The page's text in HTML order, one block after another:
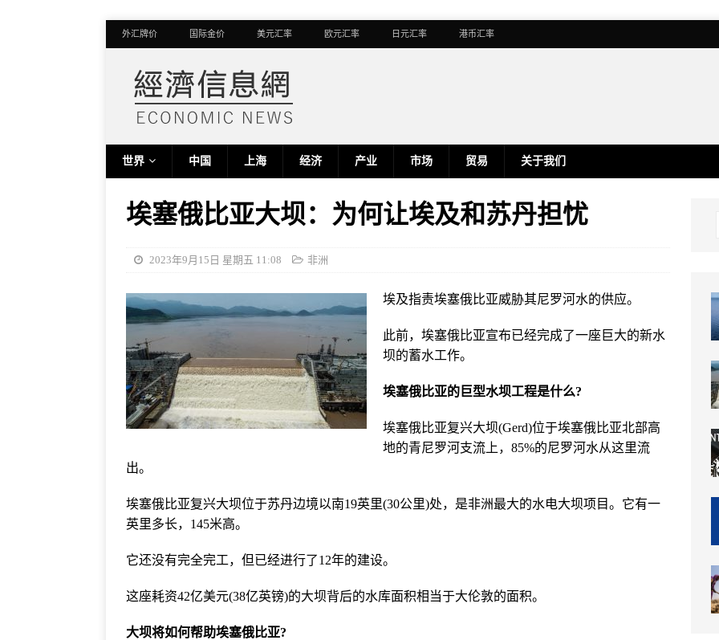
外汇牌价 国际金价 美元汇率 欧元汇率 日元汇率 港币汇率
世界 中国 上海 经济 产业 市场 贸易 关于我们
埃塞俄比亚大坝：为何让埃及和苏丹担忧
2023年9月15日 星期五 11:08 非洲
埃及指责埃塞俄比亚威胁其尼罗河水的供应。
此前，埃塞俄比亚宣布已经完成了一座巨大的新水
坝的蓄水工作。
埃塞俄比亚的巨型水坝工程是什么?
埃塞俄比亚复兴大坝(Gerd)位于埃塞俄比亚北部高
地的青尼罗河支流上，85%的尼罗河水从这里流
出。
埃塞俄比亚复兴大坝位于苏丹边境以南19英里(30公里)处，是非洲最大的水电大坝项目。它有一
英里多长，145米高。
它还没有完全完工，但已经进行了12年的建设。
这座耗资42亿美元(38亿英镑)的大坝背后的水库面积相当于大伦敦的面积。
大坝将如何帮助埃塞俄比亚?